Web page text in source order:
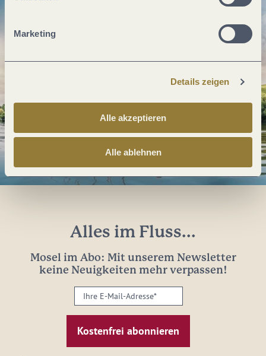
Marketing
Details zeigen
Alle akzeptieren
Alle ablehnen
Alles im Fluss...
Mosel im Abo: Mit unserem Newsletter
keine Neuigkeiten mehr verpassen!
Ihre
E-
Mail-
Adresse: